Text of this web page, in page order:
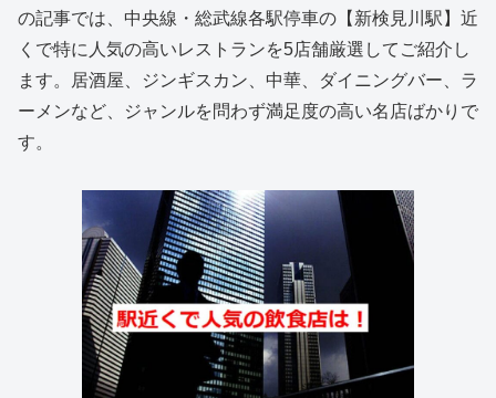
の記事では、中央線・総武線各駅停車の【新検見川駅】近
くで特に人気の高いレストランを5店舗厳選してご紹介し
ます。居酒屋、ジンギスカン、中華、ダイニングバー、ラ
ーメンなど、ジャンルを問わず満足度の高い名店ばかりで
す。